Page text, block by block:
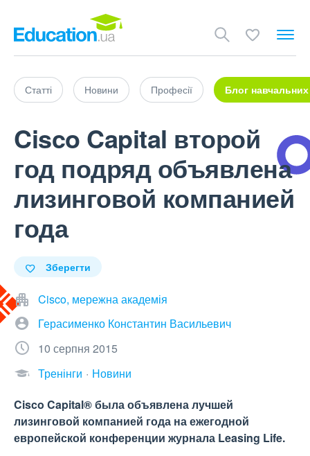
Статті Новини Професії Блог навчальних
Cisco Capital второй
год подряд объявлена
лизинговой компанией
года
Зберегти
Cisco, мережна академія
Герасименко Константин Васильевич
10 серпня 2015
Тренінги
Новини
Cisco Capital® была объявлена лучшей
лизинговой компанией года на ежегодной
европейской конференции журнала Leasing Life.